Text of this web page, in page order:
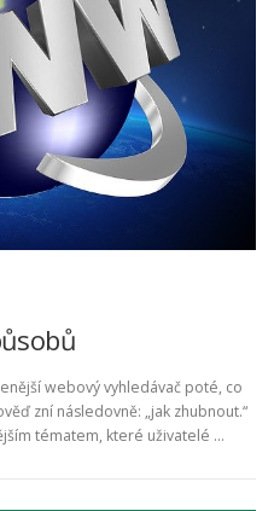
webový vyhledávač poté, co
zní následovně: „jak zhubnout.“
tématem, které uživatelé …